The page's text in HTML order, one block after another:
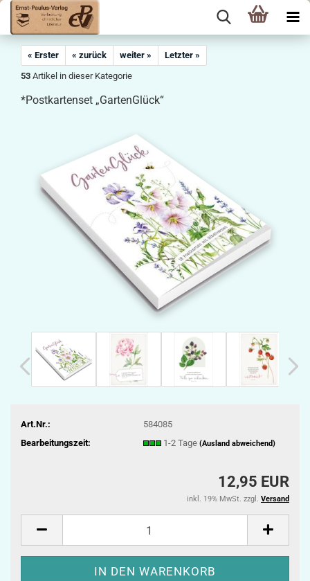
« Erster « zurück weiter »
Letzter »
53 Artikel in dieser Kategorie
*Postkartenset „GartenGlück“
Art.Nr.:
584085
Bearbeitungszeit:
1-2 Tage (Ausland abweichend)
12,95 EUR
inkl. 19% MwSt. zzgl. Versand